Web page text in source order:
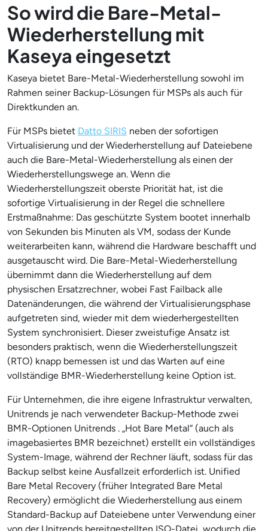
So wird die Bare-Metal-
Wiederherstellung mit
Kaseya eingesetzt
Kaseya bietet Bare-Metal-Wiederherstellung sowohl im
Rahmen seiner Backup-Lösungen für MSPs als auch für
Direktkunden an.
Für MSPs bietet Datto SIRIS neben der sofortigen
Virtualisierung und der Wiederherstellung auf Dateiebene
auch die Bare-Metal-Wiederherstellung als einen der
Wiederherstellungswege an. Wenn die
Wiederherstellungszeit oberste Priorität hat, ist die
sofortige Virtualisierung in der Regel die schnellere
Erstmaßnahme: Das geschützte System bootet innerhalb
von Sekunden bis Minuten als VM, sodass der Kunde
weiterarbeiten kann, während die Hardware beschafft und
ausgetauscht wird. Die Bare-Metal-Wiederherstellung
übernimmt dann die Wiederherstellung auf dem
physischen Ersatzrechner, wobei Fast Failback alle
Datenänderungen, die während der Virtualisierungsphase
aufgetreten sind, wieder mit dem wiederhergestellten
System synchronisiert. Dieser zweistufige Ansatz ist
besonders praktisch, wenn die Wiederherstellungszeit
(RTO) knapp bemessen ist und das Warten auf eine
vollständige BMR-Wiederherstellung keine Option ist.
Für Unternehmen, die ihre eigene Infrastruktur verwalten,
Unitrends je nach verwendeter Backup-Methode zwei
BMR-Optionen Unitrends . „Hot Bare Metal“ (auch als
imagebasiertes BMR bezeichnet) erstellt ein vollständiges
System-Image, während der Rechner läuft, sodass für das
Backup selbst keine Ausfallzeit erforderlich ist. Unified
Bare Metal Recovery (früher Integrated Bare Metal
Recovery) ermöglicht die Wiederherstellung aus einem
Standard-Backup auf Dateiebene unter Verwendung einer